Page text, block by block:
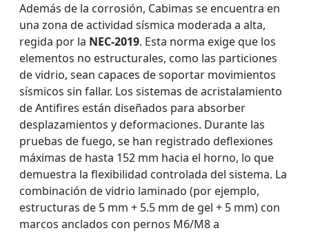
Además de la corrosión, Cabimas se encuentra en
una zona de actividad sísmica moderada a alta,
regida por la NEC-2019. Esta norma exige que los
elementos no estructurales, como las particiones
de vidrio, sean capaces de soportar movimientos
sísmicos sin fallar. Los sistemas de acristalamiento
de Antifires están diseñados para absorber
desplazamientos y deformaciones. Durante las
pruebas de fuego, se han registrado deflexiones
máximas de hasta 152 mm hacia el horno, lo que
demuestra la flexibilidad controlada del sistema. La
combinación de vidrio laminado (por ejemplo,
estructuras de 5 mm + 5.5 mm de gel + 5 mm) con
marcos anclados con pernos M6/M8 a